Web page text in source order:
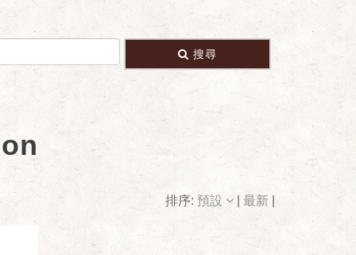
搜尋
排序: 預設 最新